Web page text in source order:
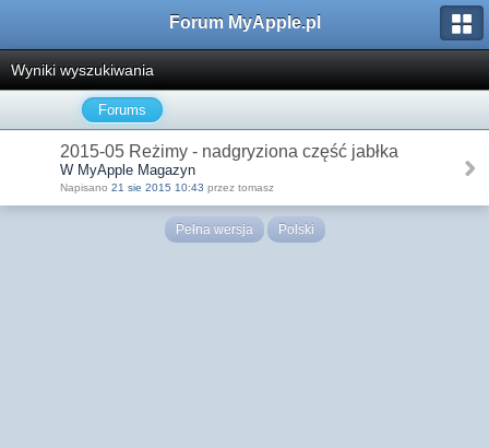
Forum MyApple.pl
Wyniki wyszukiwania
Forums
2015-05 Reżimy - nadgryziona część jabłka
W MyApple Magazyn
Napisano 21 sie 2015 10:43 przez tomasz
Pełna wersja Polski